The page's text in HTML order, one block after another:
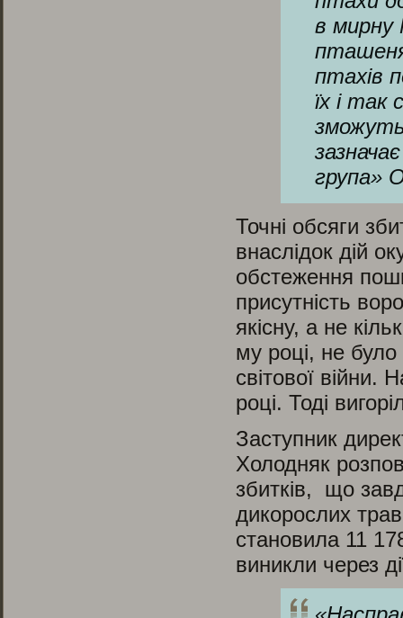
в мирну
птахів
їх і
група»
Точні обсяги
внаслідок дій
обстеження
присутність
якісну, а не
му році, не було
світової війни.
році. Тоді
Заступник
Холодняк
збитків, що
дикорослих
становила 11
виникли через